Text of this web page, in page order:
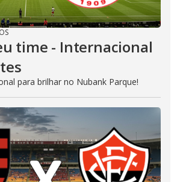
time - Internacional
para brilhar no Nubank Parque!